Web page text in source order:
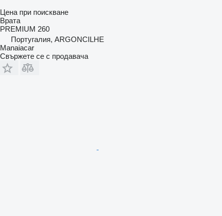
Цена при поискване
Врата
PREMIUM 260
Португалия, ARGONCILHE
Manaiacar
Свържете се с продавача